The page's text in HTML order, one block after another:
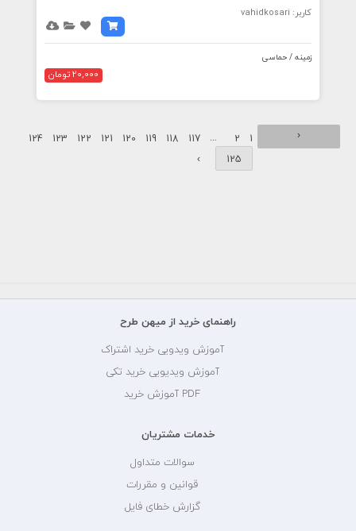
کاربر: vahidkosari
زمینه / حماسی
20,000 تومان
‹
1
2
...
117
118
119
120
121
122
123
124
125
›
راهنمای خرید از میهن طرح
آموزش ویدویی خرید اشتراک
آموزش ویدیویی خرید تکی
PDF آموزش خرید
خدمات مشتریان
سوالات متداول
قوانین و مقررات
گزارش خطای فایل